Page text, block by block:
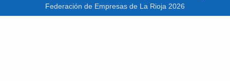
Federación de Empresas de La Rioja 2026